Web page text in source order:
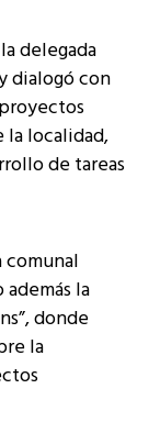
delegada
dialogó con
localidad,
de tareas
la
donde
la